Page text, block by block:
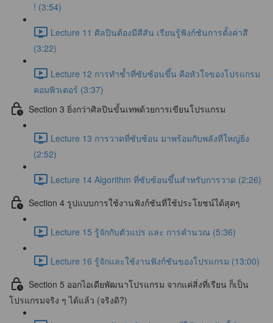
! (3:54)
Lecture 11 ศิลปินต้องมีสีสัน เรียนรู้ฟังก์ชันการตั้งค่าสี
(3:22)
Lecture 12 การทำซ้ำที่ซับซ้อนขึ้น คือหัวใจของโปรแกรม
คอมพิวเตอร์ (3:37)
Section 3 ยิ่งกว่าศิลปินขั้นเทพด้วยการเขียนโปรแกรม
Lecture 13 การวาดที่ซับซ้อน มาพร้อมกับพลังที่ใหญ่ยิ่ง
(2:52)
Lecture 14 Algorithm ที่ซับซ้อนขึ้นสำหรับการวาด (2:26)
Section 4 รูปแบบการใช้งานฟังก์ชันที่ใช้ประโยชน์ได้สุดๆ
Lecture 15 รู้จักกับตัวแปร และ การคำนวณ (5:36)
Lecture 16 รู้จักและใช้งานฟังก์ชันของโปรแกรม (13:00)
Section 5 ออกไอเดียพัฒนาโปรแกรม จากแค่สิ่งที่เรียน ก็เป็น
โปรแกรมจริง ๆ ได้แล้ว (จริงดิ?)